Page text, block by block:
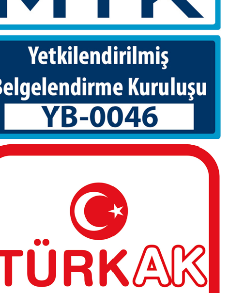
İzmir Gedik Eğitim Merkezi’nde İlk Toplantı
Gerçekleştirildi
Mart 27, 2017
Gedik Eğitim Vakfı (GEV) ve İstanbul Gedik
Üniversitesi altında faaliyetler gösterecek olan
İzmir Gedik cEğitim Merkezi değerli eğitmen
hocaları ile ilk toplantıyı İzmir de ki yeni
binasında gerçekleştirdi.
Devamını oku
Gedik Test Merkezi’nden Hyundai Eurotem
Mühendislerine Eğitim
Mart 17, 2017